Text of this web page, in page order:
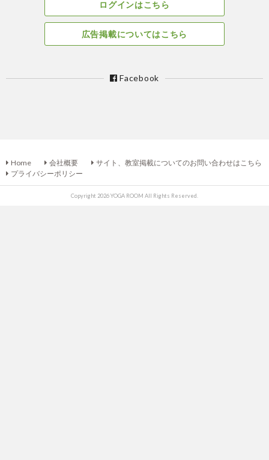
ログインはこちら
広告掲載についてはこちら
Facebook
Home 会社概要
サイト、教室掲載についてのお問い合わせはこちら
プライバシーポリシー
Copyright 2026 YOGA ROOM All Rights Reserved.